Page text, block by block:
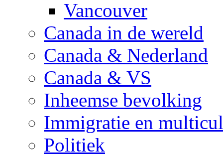
Vancouver
Canada in de wereld
Canada & Nederland
Canada & VS
Inheemse bevolking
Immigratie en
Politiek